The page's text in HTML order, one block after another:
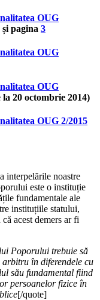
OUG
și pagina 3
OUG
OUG
la 20 octombrie 2014)
OUG 2/2015
interpelările noastre
este o instituție
fundamentale ale
instituțiile statului,
acest demers ar fi
Poporului trebuie să
în diferendele cu
său fundamental fiind
persoanelor fizice în
[/quote]